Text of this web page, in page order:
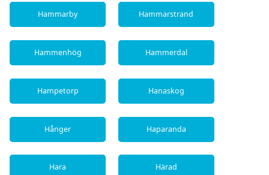
Hammarby Hammarstrand
Hammenhög Hammerdal
Hampetorp Hanaskog
Hånger Haparanda
Hara Härad